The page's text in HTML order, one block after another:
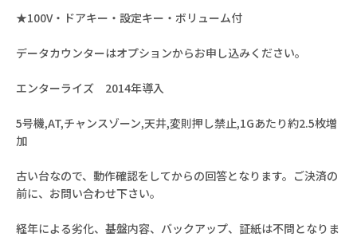
★100V・ドアキー・設定キー・ボリューム付
データカウンターはオプションからお申し込みください。
エンターライズ 2014年導入
5号機,AT,チャンスゾーン,天井,変則押し禁止,1Gあたり約2.5枚増
加
古い台なので、動作確認をしてからの回答となります。ご決済の
前に、お問い合わせ下さい。
経年による劣化、基盤内容、バックアップ、証紙は不問となりま